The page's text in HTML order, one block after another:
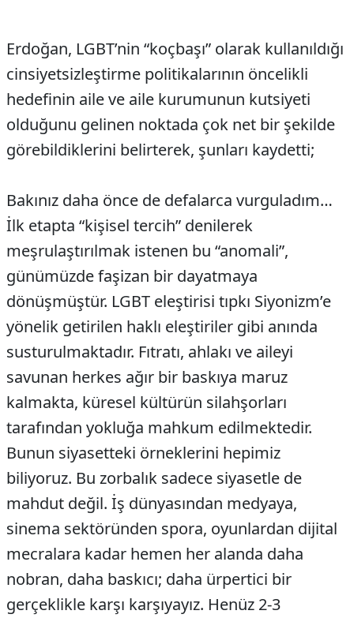
Erdoğan, LGBT’nin “koçbaşı” olarak kullanıldığı
cinsiyetsizleştirme politikalarının öncelikli
hedefinin aile ve aile kurumunun kutsiyeti
olduğunu gelinen noktada çok net bir şekilde
görebildiklerini belirterek, şunları kaydetti;
Bakınız daha önce de defalarca vurguladım…
İlk etapta “kişisel tercih” denilerek
meşrulaştırılmak istenen bu “anomali”,
günümüzde faşizan bir dayatmaya
dönüşmüştür. LGBT eleştirisi tıpkı Siyonizm’e
yönelik getirilen haklı eleştiriler gibi anında
susturulmaktadır. Fıtratı, ahlakı ve aileyi
savunan herkes ağır bir baskıya maruz
kalmakta, küresel kültürün silahşorları
tarafından yokluğa mahkum edilmektedir.
Bunun siyasetteki örneklerini hepimiz
biliyoruz. Bu zorbalık sadece siyasetle de
mahdut değil. İş dünyasından medyaya,
sinema sektöründen spora, oyunlardan dijital
mecralara kadar hemen her alanda daha
nobran, daha baskıcı; daha ürpertici bir
gerçeklikle karşı karşıyayız. Henüz 2-3